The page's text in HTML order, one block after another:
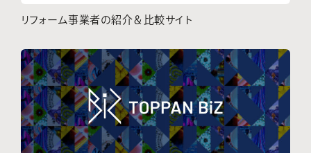
リフォーム事業者の紹介＆比較サイト